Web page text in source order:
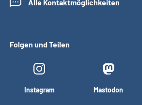
Alle Kontaktmöglichkeiten
Folgen und Teilen
Instagram Mastodon